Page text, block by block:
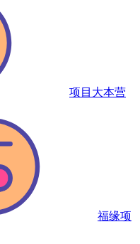
项目大本营
福缘项